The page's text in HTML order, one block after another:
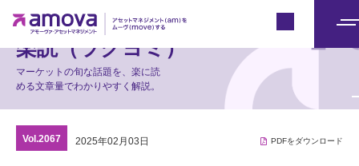
楽読（ラクヨミ）
マーケットの旬な話題を、楽に読
める文章量でわかりやすく解説。
Vol.2067 2025年02月03日 PDFをダウンロード